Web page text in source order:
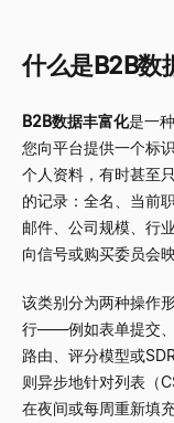
什么是B2B数
B2B数据丰富化是一
您向平台提供一个标
个人资料，有时甚至
的记录：全名、当前
邮件、公司规模、行
向信号或购买委员会映
该类别分为两种操作形
行——例如表单提交
路由、评分模型或
则异步地针对列表（
在夜间或每周重新填